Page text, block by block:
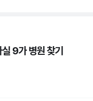
실 9가병원 찾기